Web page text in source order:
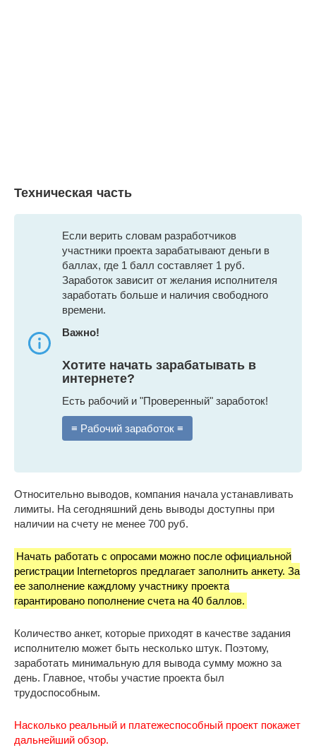
Техническая часть
Если верить словам разработчиков
участники проекта зарабатывают деньги в
баллах, где 1 балл составляет 1 руб.
Заработок зависит от желания исполнителя
заработать больше и наличия свободного
времени.
Важно!
Хотите начать зарабатывать в
интернете?
Есть рабочий и "Проверенный" заработок!
≡ Рабочий заработок ≡
Относительно выводов, компания начала устанавливать
лимиты. На сегодняшний день выводы доступны при
наличии на счету не менее 700 руб.
Начать работать с опросами можно после официальной
регистрации Internetopros предлагает заполнить анкету. За
ее заполнение каждлому участнику проекта
гарантировано пополнение счета на 40 баллов.
Количество анкет, которые приходят в качестве задания
исполнителю может быть несколько штук. Поэтому,
заработать минимальную для вывода сумму можно за
день. Главное, чтобы участие проекта был
трудоспособным.
Насколько реальный и платежеспособный проект покажет
дальнейший обзор.